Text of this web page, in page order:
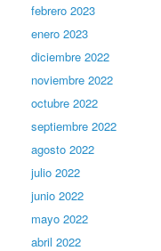
febrero 2023
enero 2023
diciembre 2022
noviembre 2022
octubre 2022
septiembre 2022
agosto 2022
julio 2022
junio 2022
mayo 2022
abril 2022